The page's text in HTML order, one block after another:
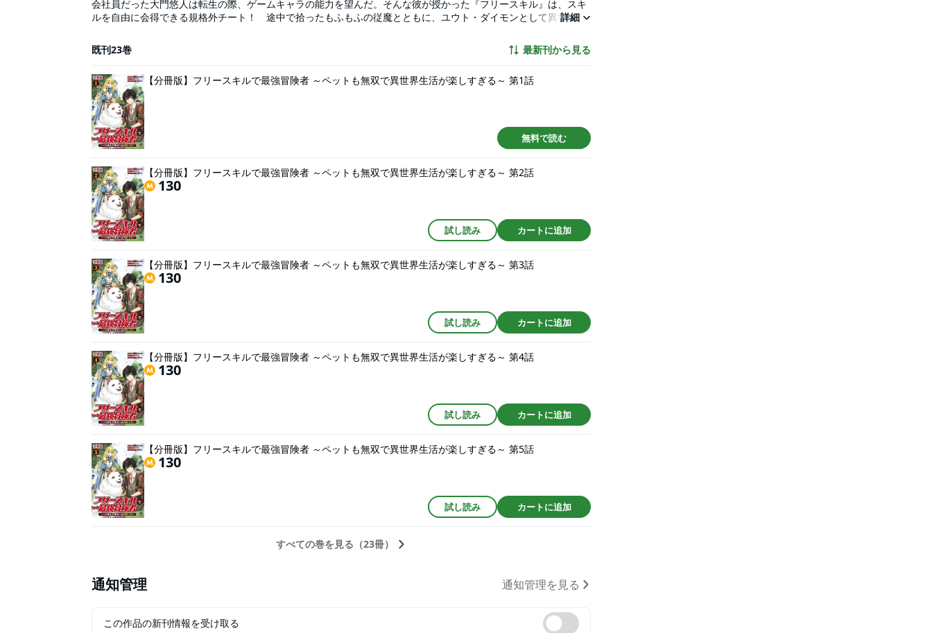
会社員だった大門悠人は転生の際、ゲームキャラの能力を望んだ。そんな彼が授かった『フリースキル』は、スキ
ルを自由に会得できる規格外チート！ 途中で拾ったもふもふの従魔とともに、ユウト・ダイモンとして異世界で
冒険者だろ？」「彼は高名な錬金術師！」「もふもふを従える従魔師だって！」いつの間にかユウトは複数の職業
を極め出していたのだ。もふもふペットと一緒にユウトの楽しすぎる異世界生活がスタートする！
詳細
既刊23巻 最新刊から見る
【分冊版】フリースキルで最強冒険者 ～ペットも無双で異世界生活が楽しすぎる～ 第1話
無料で読む
【分冊版】フリースキルで最強冒険者 ～ペットも無双で異世界生活が楽しすぎる～ 第2話
130
試し読み カートに追加
【分冊版】フリースキルで最強冒険者 ～ペットも無双で異世界生活が楽しすぎる～ 第3話
130
試し読み カートに追加
【分冊版】フリースキルで最強冒険者 ～ペットも無双で異世界生活が楽しすぎる～ 第4話
130
試し読み カートに追加
【分冊版】フリースキルで最強冒険者 ～ペットも無双で異世界生活が楽しすぎる～ 第5話
130
試し読み カートに追加
すべての巻を見る（23冊）
通知管理 通知管理を見る
この作品の新刊情報を受け取る